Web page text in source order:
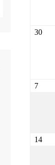
30
7
14